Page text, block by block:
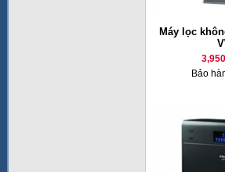
Máy lọc
Bảo